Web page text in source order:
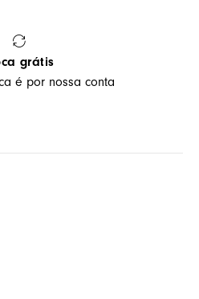
grátis
é por nossa conta